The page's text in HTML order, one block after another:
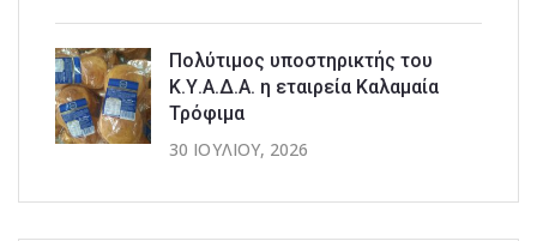
Πολύτιμος υποστηρικτής του
Κ.Υ.Α.Δ.Α. η εταιρεία Καλαμαία
Τρόφιμα
30 ΙΟΥΛΊΟΥ, 2026